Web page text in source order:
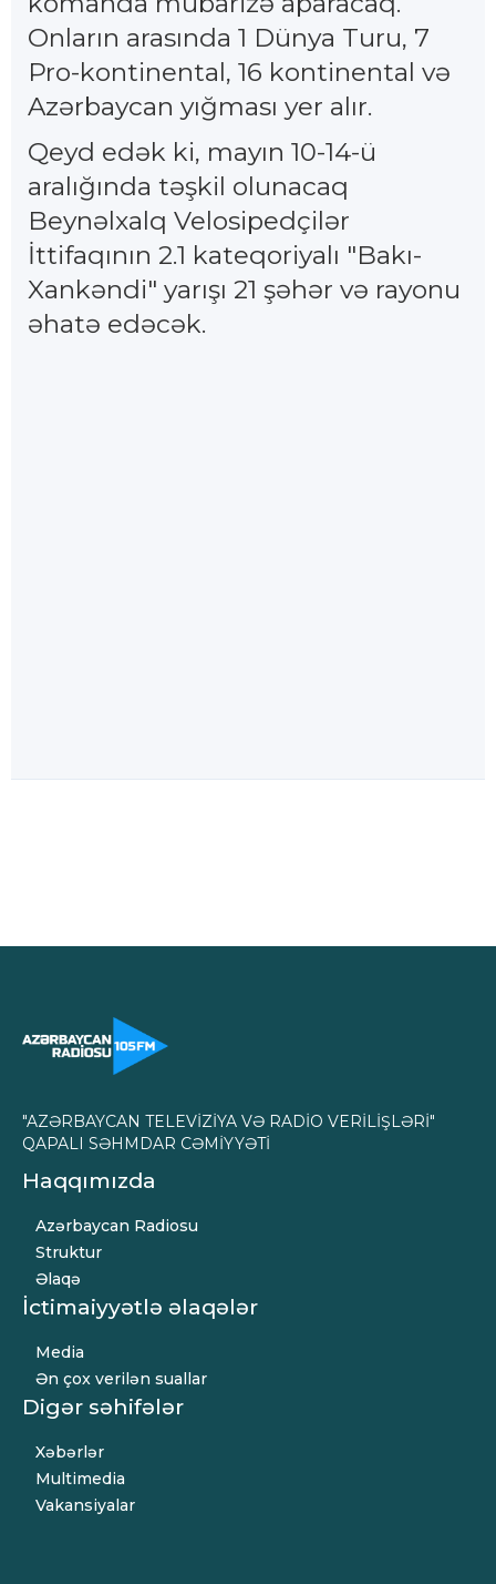
Onların arasında 1 Dünya Turu, 7
Pro-kontinental, 16 kontinental və
Azərbaycan yığması yer alır.
Qeyd edək ki, mayın 10-14-ü
aralığında təşkil olunacaq
Beynəlxalq Velosipedçilər
İttifaqının 2.1 kateqoriyalı "Bakı-
Xankəndi" yarışı 21 şəhər və rayonu
əhatə edəcək.
"AZƏRBAYCAN TELEVİZİYA VƏ RADİO VERİLİŞLƏRİ"
QAPALI SƏHMDAR CƏMİYYƏTİ
Haqqımızda
Azərbaycan Radiosu
Struktur
Əlaqə
İctimaiyyətlə əlaqələr
Media
Ən çox verilən suallar
Digər səhifələr
Xəbərlər
Multimedia
Vakansiyalar